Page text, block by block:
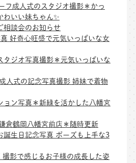
フ成人式のスタジオ撮影＊かっ
わいい妹ちゃん✨
相談会のお知らせ
好奇心旺盛で元気いっぱいな女
タジオ写真撮影＊元気いっぱいな
人式の記念写真撮影 姉妹で着物
ョン写真＊新緑を活かした八幡宮
倉鶴岡八幡宮前店＊随時更新
誕生日記念写真 ポーズも上手な3
影で感じるお子様の成長した姿